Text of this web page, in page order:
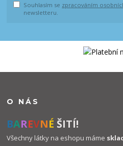
Souhlasím se zpracováním
newsletteru.
O NÁS
BAREVNÉ ŠITÍ!
Všechny látky na eshopu máme